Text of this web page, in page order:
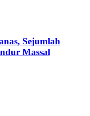
Sejumlah
Massal